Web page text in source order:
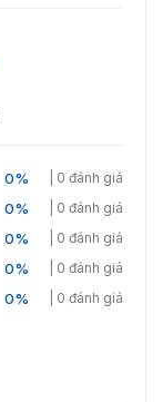
0% | 0 đánh giá
0% | 0 đánh giá
0% | 0 đánh giá
0% | 0 đánh giá
0% | 0 đánh giá